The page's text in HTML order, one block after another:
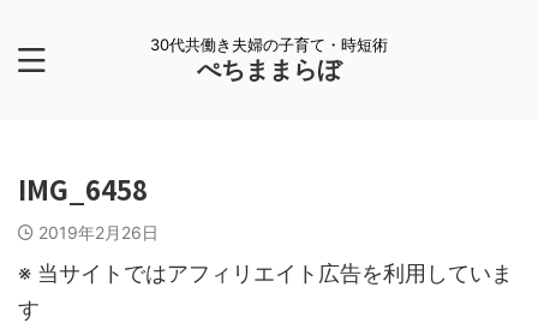
30代共働き夫婦の子育て・時短術
ぺちままらぼ
IMG_6458
2019年2月26日
※ 当サイトではアフィリエイト広告を利用していま
す